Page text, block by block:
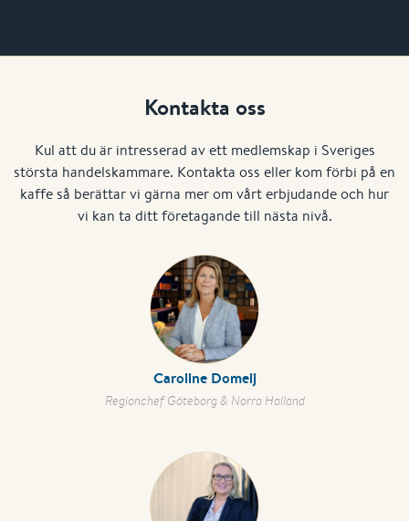
Kontakta oss
Kul att du är intresserad av ett medlemskap i Sveriges
största handelskammare. Kontakta oss eller kom förbi på en
kaffe så berättar vi gärna mer om vårt erbjudande och hur
vi kan ta ditt företagande till nästa nivå.
Caroline Domeij
Regionchef Göteborg & Norra Halland